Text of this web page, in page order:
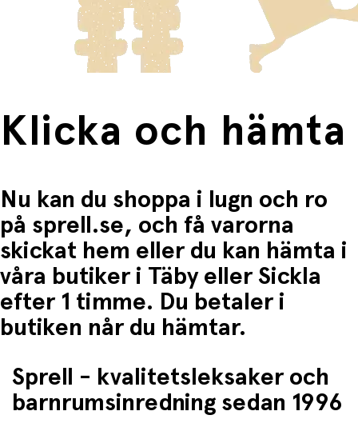
frakten för dessa varor visas i kassan.
Fri frakt när du handlar för mer än 1500:-
Klicka och hämta
Nu kan du shoppa i lugn och ro
på sprell.se, och få varorna
skickat hem eller du kan hämta i
våra butiker i Täby eller Sickla
efter 1 timme. Du betaler i
butiken når du hämtar.
Sprell - kvalitetsleksaker och
barnrumsinredning sedan 1996